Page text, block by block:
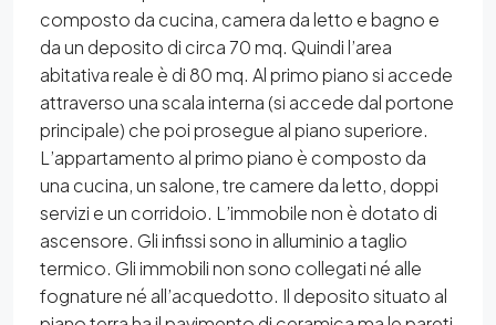
composto da cucina, camera da letto e bagno e
da un deposito di circa 70 mq. Quindi l’area
abitativa reale è di 80 mq. Al primo piano si accede
attraverso una scala interna (si accede dal portone
principale) che poi prosegue al piano superiore.
L’appartamento al primo piano è composto da
una cucina, un salone, tre camere da letto, doppi
servizi e un corridoio. L’immobile non è dotato di
ascensore. Gli infissi sono in alluminio a taglio
termico. Gli immobili non sono collegati né alle
fognature né all’acquedotto. Il deposito situato al